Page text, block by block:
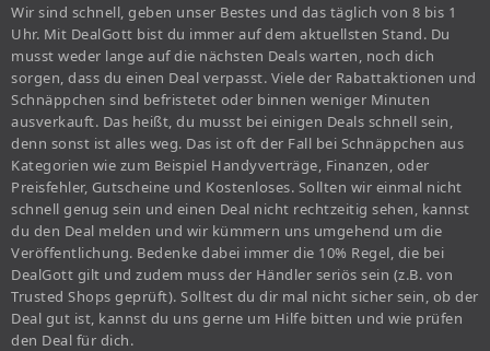
Wir sind schnell, geben unser Bestes und das täglich von 8 bis 1
Uhr. Mit DealGott bist du immer auf dem aktuellsten Stand. Du
musst weder lange auf die nächsten Deals warten, noch dich
sorgen, dass du einen Deal verpasst. Viele der Rabattaktionen und
Schnäppchen sind befristetet oder binnen weniger Minuten
ausverkauft. Das heißt, du musst bei einigen Deals schnell sein,
denn sonst ist alles weg. Das ist oft der Fall bei Schnäppchen aus
Kategorien wie zum Beispiel Handyverträge, Finanzen, oder
Preisfehler, Gutscheine und Kostenloses. Sollten wir einmal nicht
schnell genug sein und einen Deal nicht rechtzeitig sehen, kannst
du den Deal melden und wir kümmern uns umgehend um die
Veröffentlichung. Bedenke dabei immer die 10% Regel, die bei
DealGott gilt und zudem muss der Händler seriös sein (z.B. von
Trusted Shops geprüft). Solltest du dir mal nicht sicher sein, ob der
Deal gut ist, kannst du uns gerne um Hilfe bitten und wie prüfen
den Deal für dich.